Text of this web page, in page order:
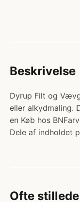
Beskrivelse
Dyrup Filt og
eller alkydmaling.
en Køb hos
Dele af indholdet
Ofte